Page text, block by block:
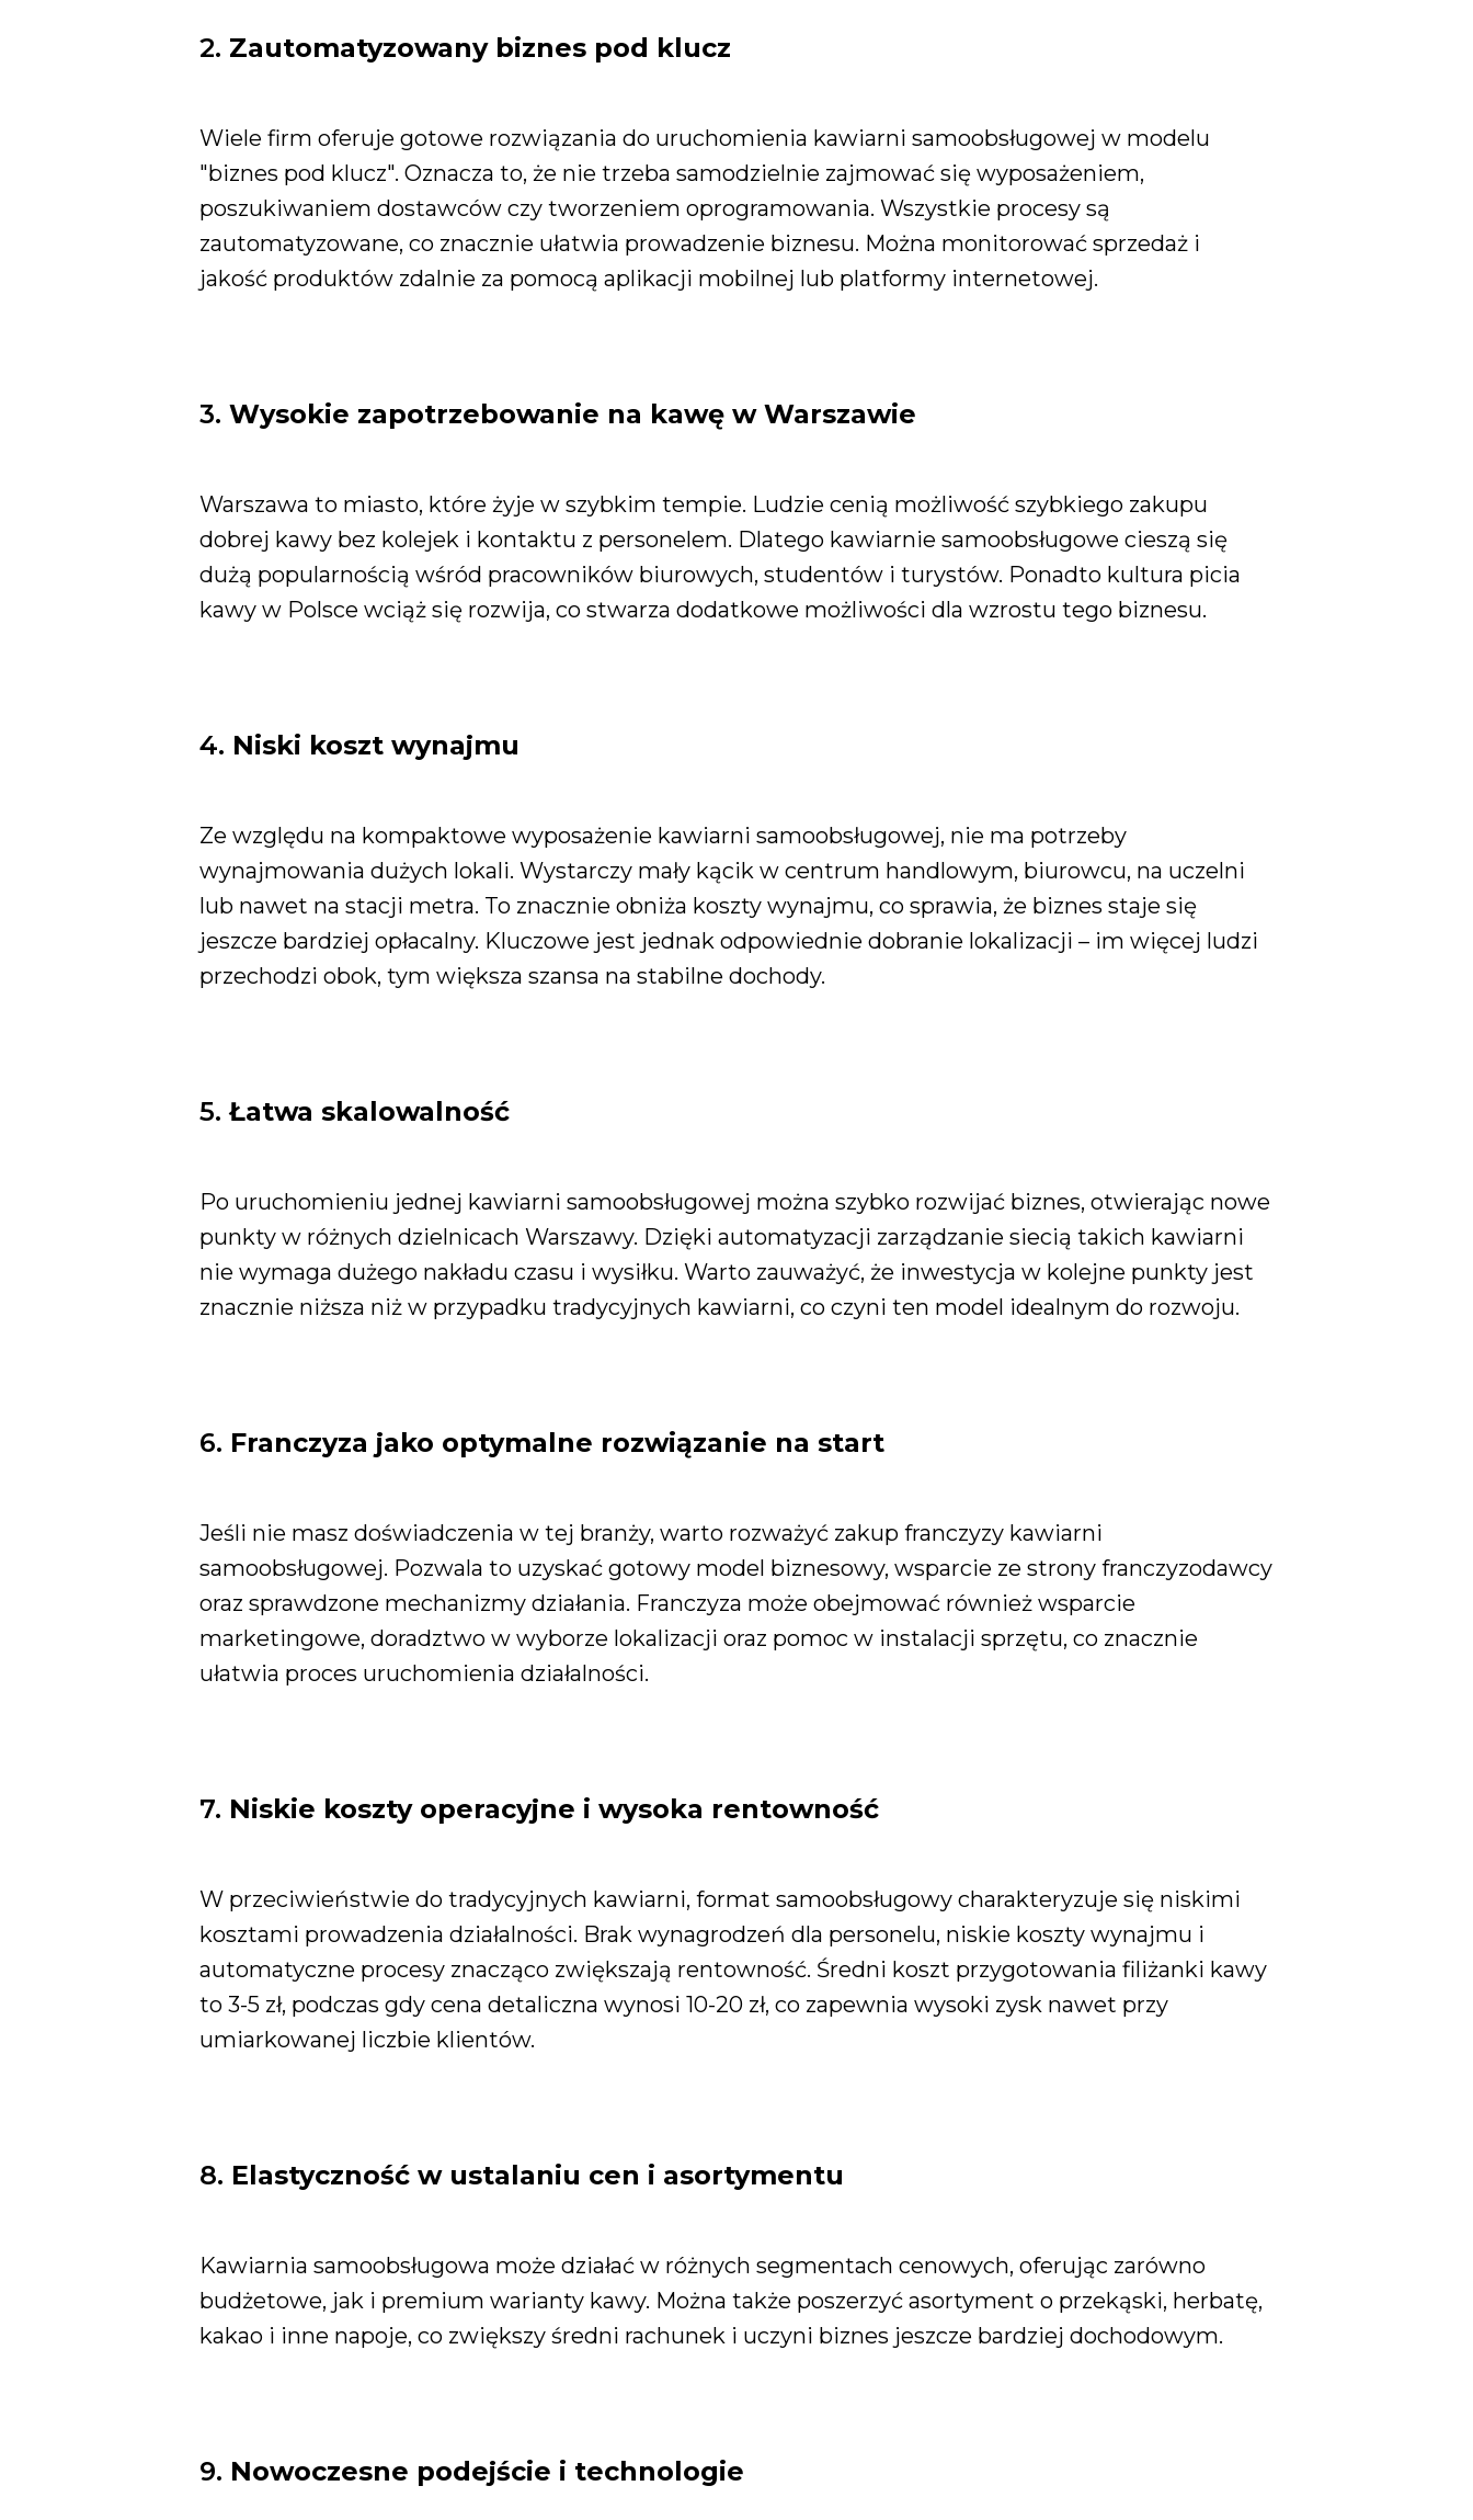
2. Zautomatyzowany biznes pod klucz
Wiele firm oferuje gotowe rozwiązania do uruchomienia kawiarni samoobsługowej w modelu
"biznes pod klucz". Oznacza to, że nie trzeba samodzielnie zajmować się wyposażeniem,
poszukiwaniem dostawców czy tworzeniem oprogramowania. Wszystkie procesy są
zautomatyzowane, co znacznie ułatwia prowadzenie biznesu. Można monitorować sprzedaż i
jakość produktów zdalnie za pomocą aplikacji mobilnej lub platformy internetowej.
3.Wysokie zapotrzebowanie na kawę w Warszawie
Warszawa to miasto, które żyje w szybkim tempie. Ludzie cenią możliwość szybkiego zakupu
dobrej kawy bez kolejek i kontaktu z personelem. Dlatego kawiarnie samoobsługowe cieszą się
dużą popularnością wśród pracowników biurowych, studentów i turystów. Ponadto kultura picia
kawy w Polsce wciąż się rozwija, co stwarza dodatkowe możliwości dla wzrostu tego biznesu.
4. Niski koszt wynajmu
Ze względu na kompaktowe wyposażenie kawiarni samoobsługowej, nie ma potrzeby
wynajmowania dużych lokali. Wystarczy mały kącik w centrum handlowym, biurowcu, na uczelni
lub nawet na stacji metra. To znacznie obniża koszty wynajmu, co sprawia, że biznes staje się
jeszcze bardziej opłacalny. Kluczowe jest jednak odpowiednie dobranie lokalizacji – im więcej ludzi
przechodzi obok, tym większa szansa na stabilne dochody.
5.Łatwa skalowalność
Po uruchomieniu jednej kawiarni samoobsługowej można szybko rozwijać biznes, otwierając nowe
punkty w różnych dzielnicach Warszawy. Dzięki automatyzacji zarządzanie siecią takich kawiarni
nie wymaga dużego nakładu czasu i wysiłku. Warto zauważyć, że inwestycja w kolejne punkty jest
znacznie niższa niż w przypadku tradycyjnych kawiarni, co czyni ten model idealnym do rozwoju.
6. Franczyza jako optymalne rozwiązanie na start
Jeśli nie masz doświadczenia w tej branży, warto rozważyć zakup franczyzy kawiarni
samoobsługowej. Pozwala to uzyskać gotowy model biznesowy, wsparcie ze strony franczyzodawcy
oraz sprawdzone mechanizmy działania. Franczyza może obejmować również wsparcie
marketingowe, doradztwo w wyborze lokalizacji oraz pomoc w instalacji sprzętu, co znacznie
ułatwia proces uruchomienia działalności.
7. Niskie koszty operacyjne i wysoka rentowność
W przeciwieństwie do tradycyjnych kawiarni, format samoobsługowy charakteryzuje się niskimi
kosztami prowadzenia działalności. Brak wynagrodzeń dla personelu, niskie koszty wynajmu i
automatyczne procesy znacząco zwiększają rentowność. Średni koszt przygotowania filiżanki kawy
to 3-5 zł, podczas gdy cena detaliczna wynosi 10-20 zł, co zapewnia wysoki zysk nawet przy
umiarkowanej liczbie klientów.
8. Elastyczność w ustalaniu cen i asortymentu
Kawiarnia samoobsługowa może działać w różnych segmentach cenowych, oferując zarówno
budżetowe, jak i premium warianty kawy. Można także poszerzyć asortyment o przekąski, herbatę,
kakao i inne napoje, co zwiększy średni rachunek i uczyni biznes jeszcze bardziej dochodowym.
9. Nowoczesne podejście i technologie